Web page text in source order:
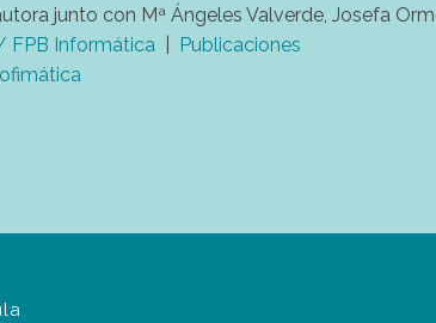
junto con Mª Ángeles Valverde, Josefa
FPB Informática
Publicaciones
ofimática